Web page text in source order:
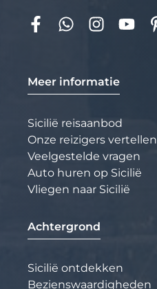
Meer informatie
Sicilië reisaanbod
Onze reizigers vertellen
Veelgestelde vragen
Auto huren op Sicilië
Vliegen naar Sicilië
Achtergrond
Sicilië ontdekken
Bezienswaardigheden